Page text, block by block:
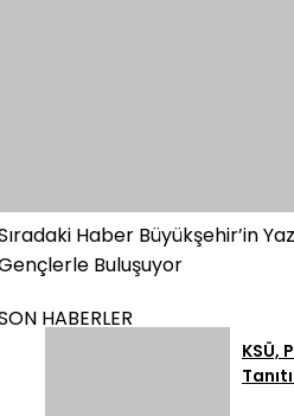
Haber Büyükşehir’in
Buluşuyor
HABERLER
KSÜ,